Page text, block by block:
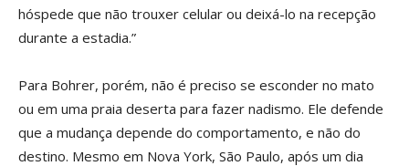
hóspede que não trouxer celular ou deixá-lo na recepção
durante a estadia.”
Para Bohrer, porém, não é preciso se esconder no mato
ou em uma praia deserta para fazer nadismo. Ele defende
que a mudança depende do comportamento, e não do
destino. Mesmo em Nova York, São Paulo, após um dia